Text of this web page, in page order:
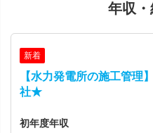
年収
新着
【水力発電所の施工管
社★
初年度年収